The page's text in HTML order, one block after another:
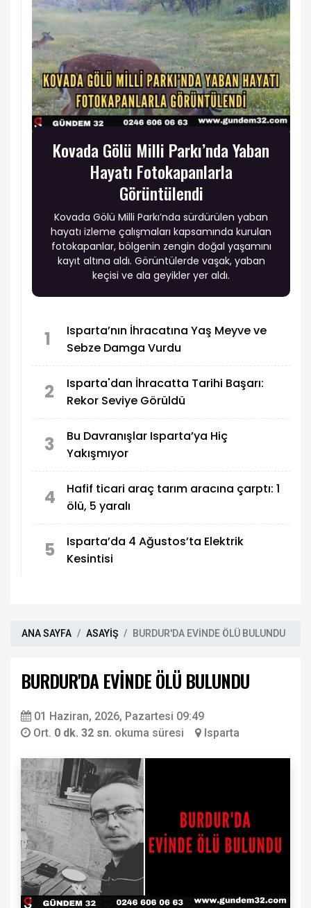
Kovada Gölü Milli Parkı’nda Yaban
Hayatı Fotokapanlarla
Görüntülendi
Kovada Gölü Milli Parkı’nda sürdürülen yaban
hayatı izleme çalışmaları kapsamında kurulan
fotokapanlar, bölgenin zengin doğal yaşamını
kayıt altına aldı. Görüntülerde vaşak, yaban
keçisi ve ala geyikler yer aldı.
1
Isparta’nın İhracatına Yaş Meyve ve
Sebze Damga Vurdu
2
Isparta'dan İhracatta Tarihi Başarı:
Rekor Seviye Görüldü
3
Bu Davranışlar Isparta’ya Hiç
Yakışmıyor
4
Hafif ticari araç tarım aracına çarptı: 1
ölü, 5 yaralı
5
Isparta’da 4 Ağustos’ta Elektrik
Kesintisi
ANA SAYFA ASAYİŞ BURDUR'DA EVİNDE ÖLÜ BULUNDU
BURDUR'DA EVİNDE ÖLÜ BULUNDU
01 Haziran, 2026, Pazartesi 09:49
Ort. 0 dk. 32 sn. okuma süresi Isparta